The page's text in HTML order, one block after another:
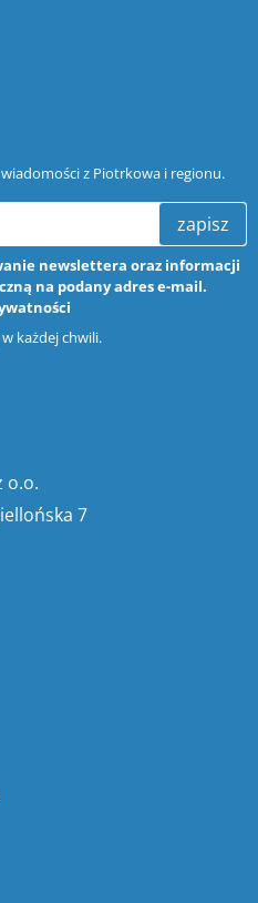
z Piotrkowa i regionu.
zapisz
newslettera oraz informacji
na podany adres e-mail.
każdej chwili.
o.o.
7